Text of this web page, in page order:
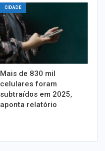
CIDADE
Mais de 830 mil
celulares foram
subtraídos em 2025,
aponta relatório